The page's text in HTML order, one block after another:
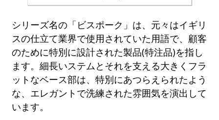
シリーズ名の「ビスポーク」は、元々はイギリ
スの仕立て業界で使用されていた用語で、顧客
のために特別に設計された製品(特注品)を指し
ます。細長いステムとそれを支える大きくフラ
ットなベース部は、特別にあつらえられたよう
な、エレガントで洗練された雰囲気を演出して
います。